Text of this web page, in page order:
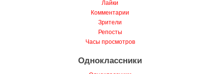
Комментарии
Зрители
Репосты
Часы просмотров